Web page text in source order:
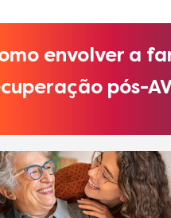
envolver a
pós-